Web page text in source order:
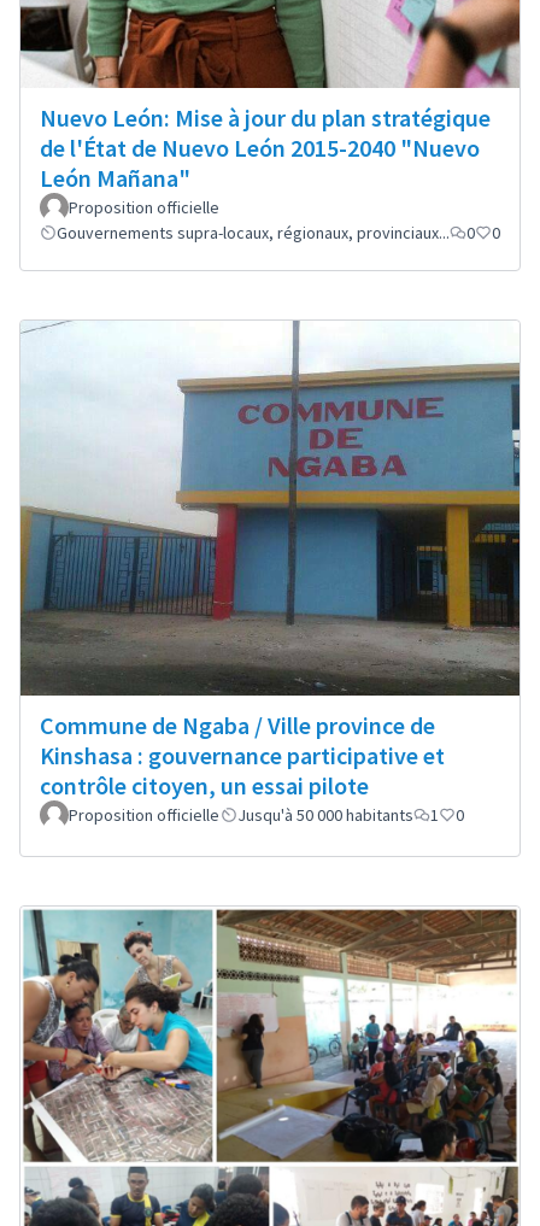
Nuevo León: Mise à jour du plan stratégique
de l'État de Nuevo León 2015-2040 "Nuevo
León Mañana"
Proposition officielle
Gouvernements supra-locaux, régionaux, provinciaux...
0 0
Commune de Ngaba / Ville province de
Kinshasa : gouvernance participative et
contrôle citoyen, un essai pilote
Proposition officielle Jusqu'à 50 000 habitants 1 0